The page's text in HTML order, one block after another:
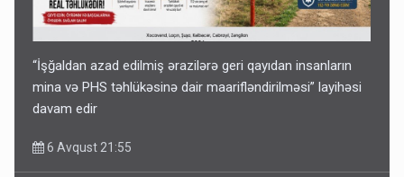
“İşğaldan azad edilmiş ərazilərə geri qayıdan insanların
mina və PHS təhlükəsinə dair maarifləndirilməsi” layihəsi
davam edir
6 Avqust 21:55